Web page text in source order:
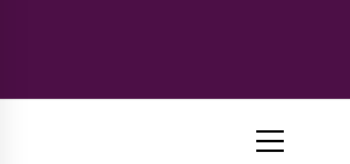
Menu